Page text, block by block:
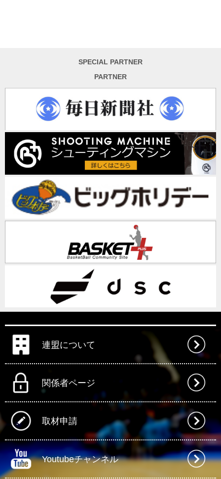
SPECIAL PARTNER
PARTNER
連盟について
関係者ページ
取材申請
Youtubeチャンネル